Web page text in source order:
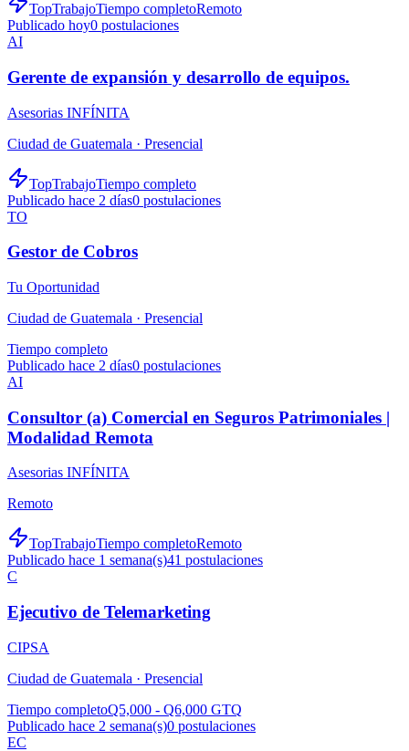
TopTrabajoTiempo completoRemoto
Publicado hoy0 postulaciones
AI
Gerente de expansión y desarrollo de equipos.
Asesorias INFÍNITA
Ciudad de Guatemala · Presencial
TopTrabajoTiempo completo
Publicado hace 2 días0 postulaciones
TO
Gestor de Cobros
Tu Oportunidad
Ciudad de Guatemala · Presencial
Tiempo completo
Publicado hace 2 días0 postulaciones
AI
Consultor (a) Comercial en Seguros Patrimoniales |
Modalidad Remota
Asesorias INFÍNITA
Remoto
TopTrabajoTiempo completoRemoto
Publicado hace 1 semana(s)41 postulaciones
C
Ejecutivo de Telemarketing
CIPSA
Ciudad de Guatemala · Presencial
Tiempo completoQ5,000 - Q6,000 GTQ
Publicado hace 2 semana(s)0 postulaciones
EC